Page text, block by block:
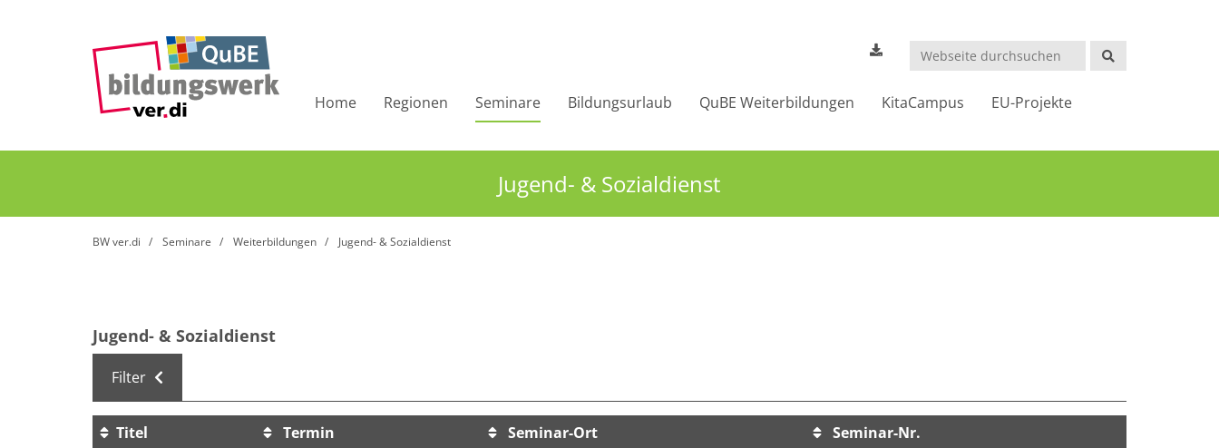
Suchen
Home Regionen Seminare Bildungsurlaub QuBE Weiterbildungen KitaCampus EU-Projekte
Jugend- & Sozialdienst
BW ver.di Seminare Weiterbildungen Jugend- & Sozialdienst
Jugend- & Sozialdienst
Filter
Titel Termin Seminar-Ort Seminar-Nr.